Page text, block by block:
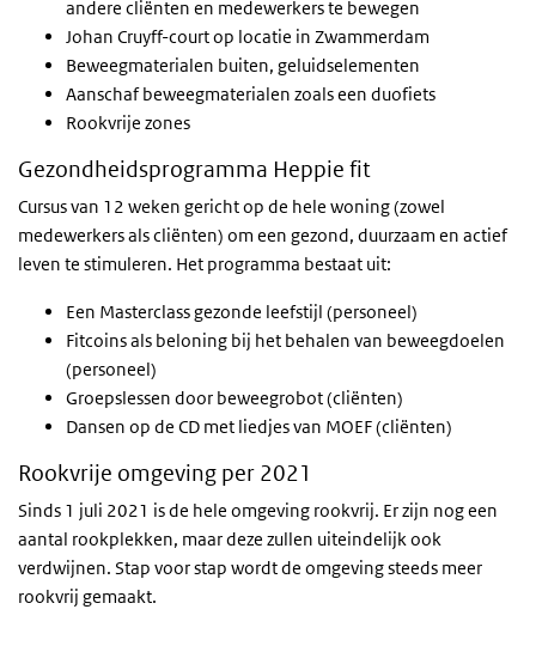
andere cliënten en medewerkers te bewegen
Johan Cruyff-court op locatie in Zwammerdam
Beweegmaterialen buiten, geluidselementen
Aanschaf beweegmaterialen zoals een duofiets
Rookvrije zones
Gezondheidsprogramma Heppie fit
Cursus van 12 weken gericht op de hele woning (zowel
medewerkers als cliënten) om een gezond, duurzaam en actief
leven te stimuleren. Het programma bestaat uit:
Een Masterclass gezonde leefstijl (personeel)
Fitcoins als beloning bij het behalen van beweegdoelen
(personeel)
Groepslessen door beweegrobot (cliënten)
Dansen op de CD met liedjes van MOEF (cliënten)
Rookvrije omgeving per 2021
Sinds 1 juli 2021 is de hele omgeving rookvrij. Er zijn nog een
aantal rookplekken, maar deze zullen uiteindelijk ook
verdwijnen. Stap voor stap wordt de omgeving steeds meer
rookvrij gemaakt.